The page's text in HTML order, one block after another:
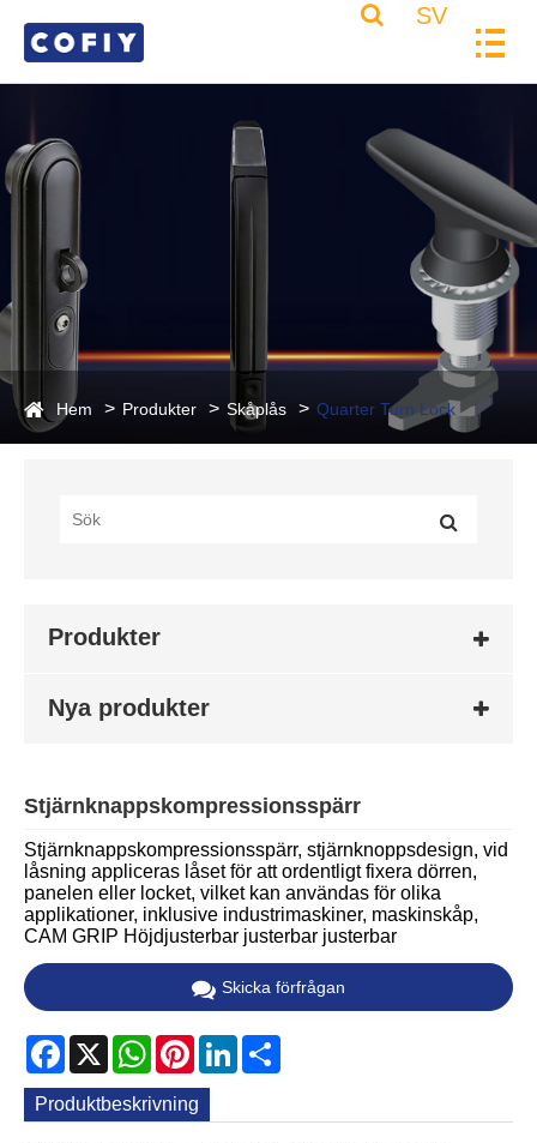
SV
Hem Produkter Skåplås Quarter Turn Lock
Produkter
Nya produkter
Stjärnknappskompressionsspärr
Stjärnknappskompressionsspärr, stjärnknoppsdesign, vid
låsning appliceras låset för att ordentligt fixera dörren,
panelen eller locket, vilket kan användas för olika
applikationer, inklusive industrimaskiner, maskinskåp,
CAM GRIP Höjdjusterbar justerbar justerbar
Skicka förfrågan
Facebook
X WhatsApp
PinterestLinkedIn
Produktbeskrivning